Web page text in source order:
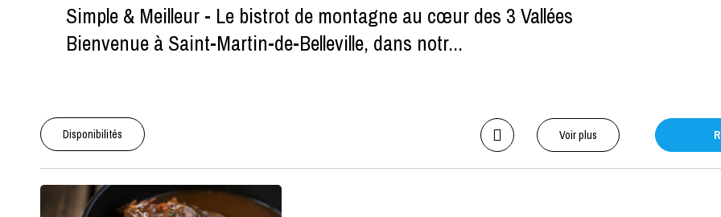
Simple & Meilleur - Le bistrot de montagne au cœur des 3 Vallées
Bienvenue à Saint-Martin-de-Belleville, dans notr...
Voir plus
Disponibilités